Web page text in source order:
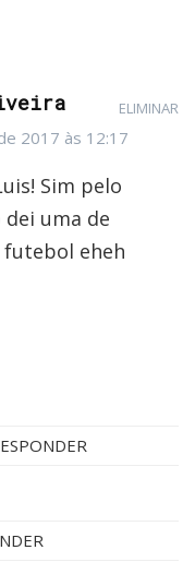
2017 às 12:17
Sim pelo
dei uma de
eheh
ELIMINAR